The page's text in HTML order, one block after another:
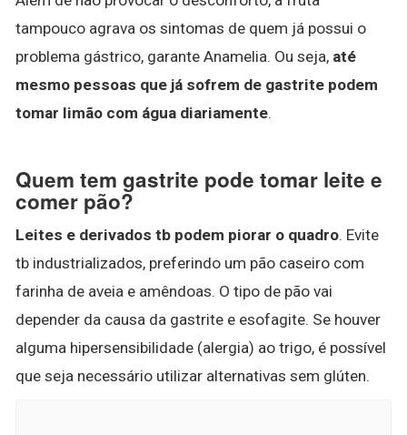
tampouco agrava os sintomas de quem já possui o
problema gástrico, garante Anamelia. Ou seja, até
mesmo pessoas que já sofrem de gastrite podem
tomar limão com água diariamente.
Quem tem gastrite pode tomar leite e
comer pão?
Leites e derivados tb podem piorar o quadro. Evite
tb industrializados, preferindo um pão caseiro com
farinha de aveia e amêndoas. O tipo de pão vai
depender da causa da gastrite e esofagite. Se houver
alguma hipersensibilidade (alergia) ao trigo, é possível
que seja necessário utilizar alternativas sem glúten.